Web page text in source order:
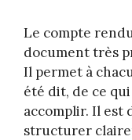
Le compte
document très
Il permet à
été dit, de ce
accomplir. Il est
structurer